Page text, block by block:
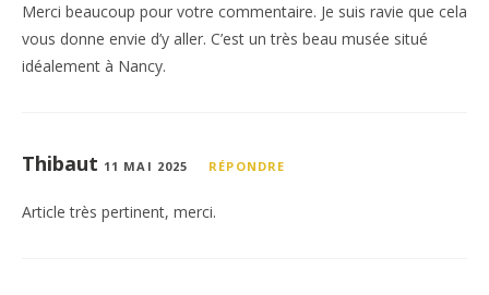
Merci beaucoup pour votre commentaire. Je suis ravie que cela
vous donne envie d’y aller. C’est un très beau musée situé
idéalement à Nancy.
Thibaut 11 MAI 2025 RÉPONDRE
Article très pertinent, merci.